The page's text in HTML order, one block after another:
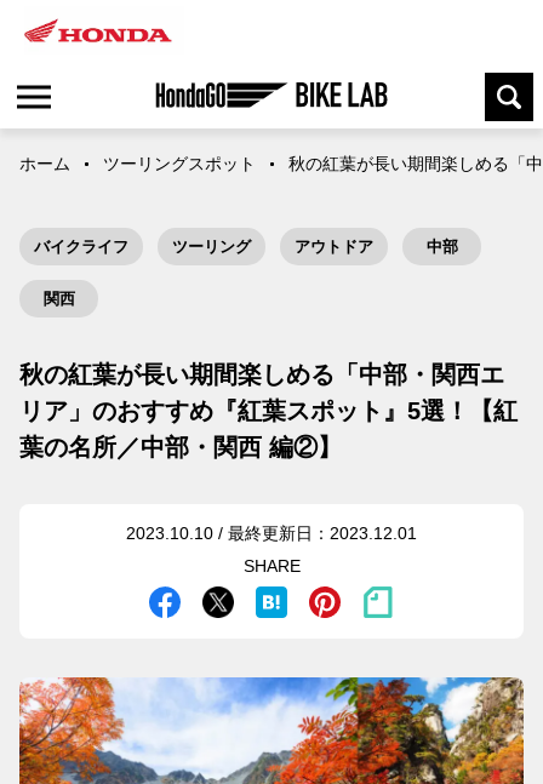
ホーム ツーリングスポット 秋の紅葉が長い期間楽しめる「
バイクライフ ツーリング アウトドア 中部
関西
秋の紅葉が長い期間楽しめる「中部・関西エ
リア」のおすすめ『紅葉スポット』5選！【紅
葉の名所／中部・関西 編②】
2023.10.10 / 最終更新日：2023.12.01
SHARE